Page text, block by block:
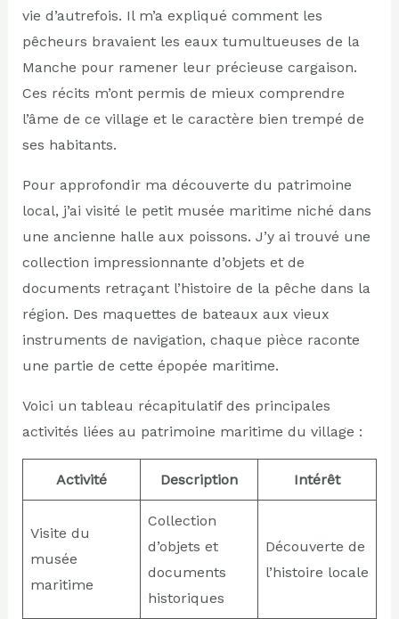
vie d’autrefois. Il m’a expliqué comment les
pêcheurs bravaient les eaux tumultueuses de la
Manche pour ramener leur précieuse cargaison.
Ces récits m’ont permis de mieux comprendre
l’âme de ce village et le caractère bien trempé de
ses habitants.
Pour approfondir ma découverte du patrimoine
local, j’ai visité le petit musée maritime niché dans
une ancienne halle aux poissons. J’y ai trouvé une
collection impressionnante d’objets et de
documents retraçant l’histoire de la pêche dans la
région. Des maquettes de bateaux aux vieux
instruments de navigation, chaque pièce raconte
une partie de cette épopée maritime.
Voici un tableau récapitulatif des principales
activités liées au patrimoine maritime du village :
Activité Description Intérêt
Visite du
musée
maritime
Collection
d’objets et
documents
historiques
Découverte de
l’histoire locale